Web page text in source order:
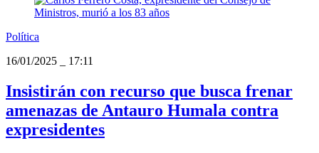
Política
16/01/2025
17:11
Insistirán con recurso que busca frenar
amenazas de Antauro Humala contra
expresidentes